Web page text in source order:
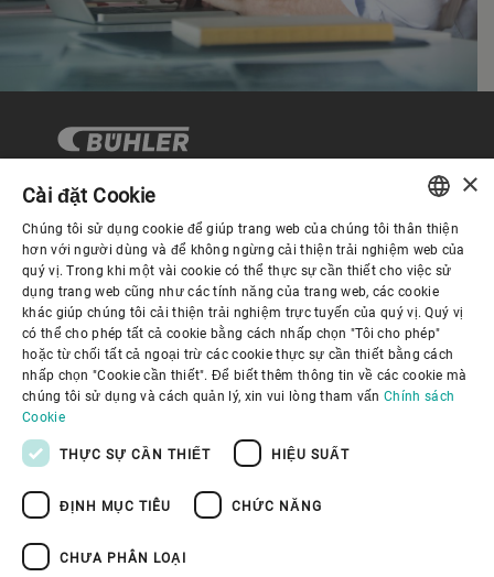
Quản trị Doanh nghiệp
Về Chúng tôi
Liên kết hữu ích
Điều khoản sử dụng
Youtube Privacy Policy
ENGLISH
SPANISH
GERMAN
FRENCH
PORTUGUESE
×
Cài đặt Cookie
Chúng tôi sử dụng cookie để giúp trang web của chúng tôi thân thiện
hơn với người dùng và để không ngừng cải thiện trải nghiệm web của
quý vị. Trong khi một vài cookie có thể thực sự cần thiết cho việc sử
dụng trang web cũng như các tính năng của trang web, các cookie
khác giúp chúng tôi cải thiện trải nghiệm trực tuyến của quý vị. Quý vị
có thể cho phép tất cả cookie bằng cách nhấp chọn "Tôi cho phép"
hoặc từ chối tất cả ngoại trừ các cookie thực sự cần thiết bằng cách
nhấp chọn "Cookie cần thiết". Để biết thêm thông tin về các cookie mà
chúng tôi sử dụng và cách quản lý, xin vui lòng tham vấnChính sách
Cookie
THỰC SỰ CẦN THIẾT HIỆU SUẤT
ĐỊNH MỤC TIÊU CHỨC NĂNG
CHƯA PHÂN LOẠI